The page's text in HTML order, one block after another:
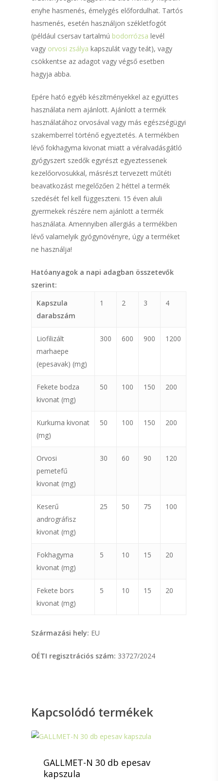
enyhe hasmenés, émelygés előfordulhat. Tartós
hasmenés, esetén használjon székletfogót
(például csersav tartalmú bodorrózsa levél
vagy orvosi zsálya kapszulát vagy teát), vagy
csökkentse az adagot vagy végső esetben
hagyja abba.
Epére ható egyéb készítményekkel az együttes
használata nem ajánlott. Ajánlott a termék
használatához orvosával vagy más egészségügyi
szakemberrel történő egyeztetés. A termékben
lévő fokhagyma kivonat miatt a véralvadásgátló
gyógyszert szedők egyrészt egyeztessenek
kezelőorvosukkal, másrészt tervezett műtéti
beavatkozást megelőzően 2 héttel a termék
szedését fel kell függeszteni. 15 éven aluli
gyermekek részére nem ajánlott a termék
használata. Amennyiben allergiás a termékben
lévő valamelyik gyógynövényre, úgy a terméket
ne használja!
Hatóanyagok a napi adagban összetevők
szerint:
Kapszula
darabszám
1 2 3 4
Liofilizált
marhaepe
(epesavak) (mg)
300 600 900 1200
Fekete bodza
kivonat (mg)
50 100 150 200
Kurkuma kivonat
(mg)
50 100 150 200
Orvosi
pemetefű
kivonat (mg)
30 60 90 120
Keserű
andrográfisz
kivonat (mg)
25 50 75 100
Fokhagyma
kivonat (mg)
5 10 15 20
Fekete bors
kivonat (mg)
5 10 15 20
Származási hely: EU
OÉTI regisztrációs szám: 33727/2024
Kapcsolódó termékek
GALLMET-N 30 db epesav
kapszula
Vitamin4You
termékcsalád
Kollagén
Étrend-
Kapcsolat